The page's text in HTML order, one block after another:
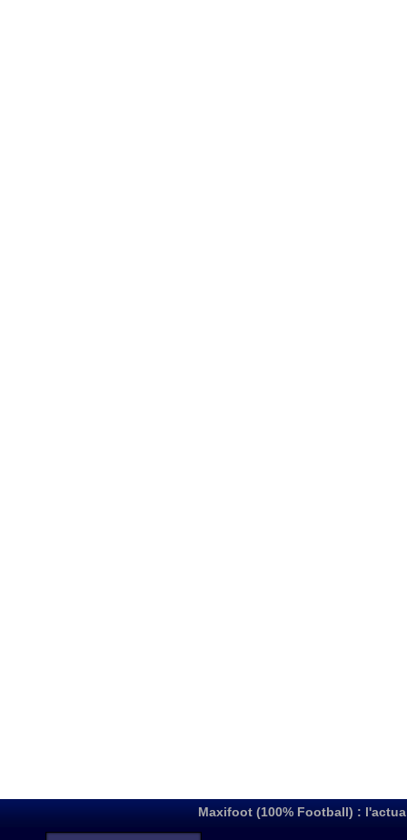
Maxifoot (100% Football) :